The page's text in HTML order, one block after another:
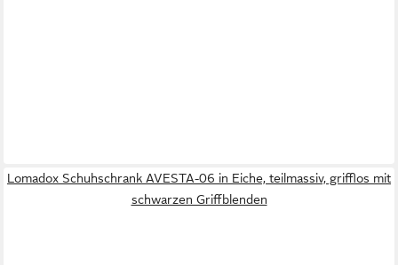
Lomadox Schuhschrank AVESTA-06 in Eiche, teilmassiv, grifflos mit
schwarzen Griffblenden